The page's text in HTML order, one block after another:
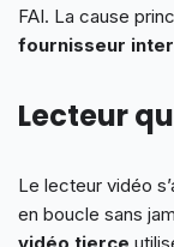
FAI. La cause
fournisseur
Lecteur
Le lecteur vidéo
en boucle sans
vidéo tierce